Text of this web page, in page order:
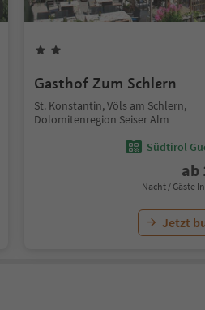
Gasthof Zum Schlern
St. Konstantin, Völs am Schlern,
Dolomitenregion Seiser Alm
Südtirol
ab
Nacht / Gäste
Jetzt